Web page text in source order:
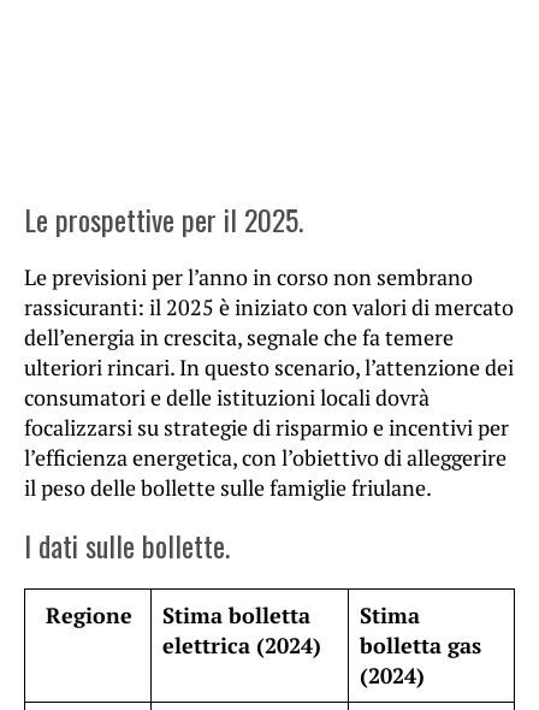
Le prospettive per il 2025.
Le previsioni per l’anno in corso non sembrano
rassicuranti: il 2025 è iniziato con valori di mercato
dell’energia in crescita, segnale che fa temere
ulteriori rincari. In questo scenario, l’attenzione dei
consumatori e delle istituzioni locali dovrà
focalizzarsi su strategie di risparmio e incentivi per
l’efficienza energetica, con l’obiettivo di alleggerire
il peso delle bollette sulle famiglie friulane.
I dati sulle bollette.
Regione
Stima bolletta
elettrica (2024)
Stima
bolletta gas
(2024)